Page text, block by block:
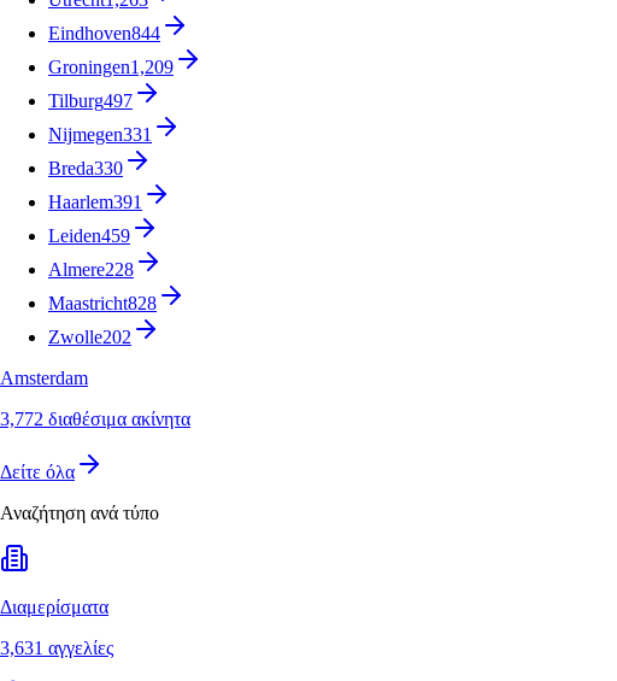
Eindhoven844
Groningen1,209
Tilburg497
Nijmegen331
Breda330
Haarlem391
Leiden459
Almere228
Maastricht828
Zwolle202
Amsterdam
3,772 διαθέσιμα ακίνητα
Δείτε όλα
Αναζήτηση ανά τύπο
Διαμερίσματα
3,631 αγγελίες